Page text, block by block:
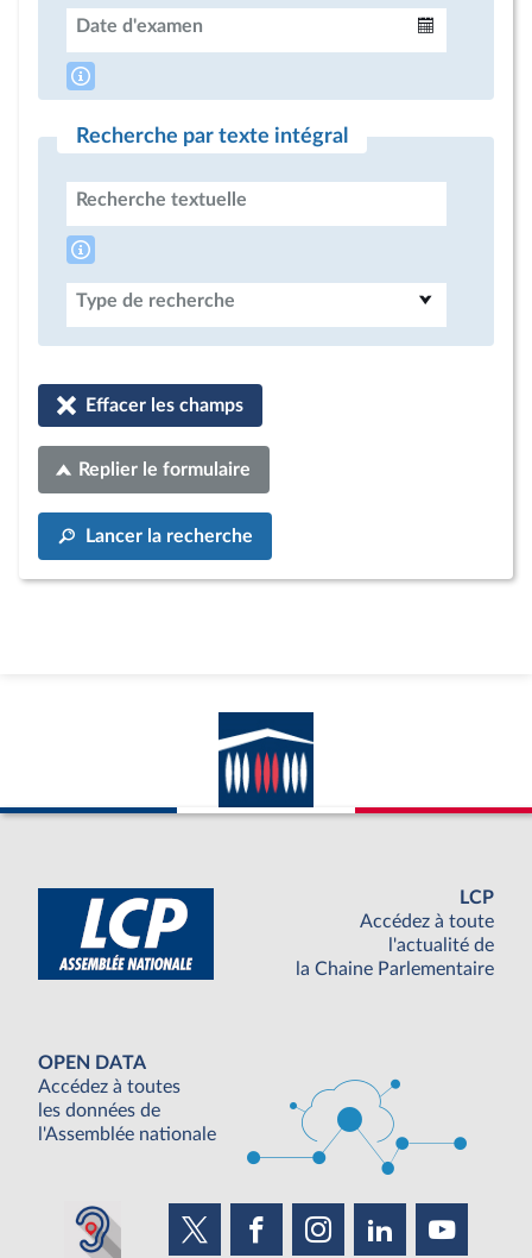
Date d'examen
Recherche par texte intégral
Recherche textuelle
Type de recherche
Effacer les champs
Replier le formulaire
Lancer la recherche
LCP
Accédez à toute
l'actualité de
la Chaine Parlementaire
OPEN DATA
Accédez à toutes
les données de
l'Assemblée nationale